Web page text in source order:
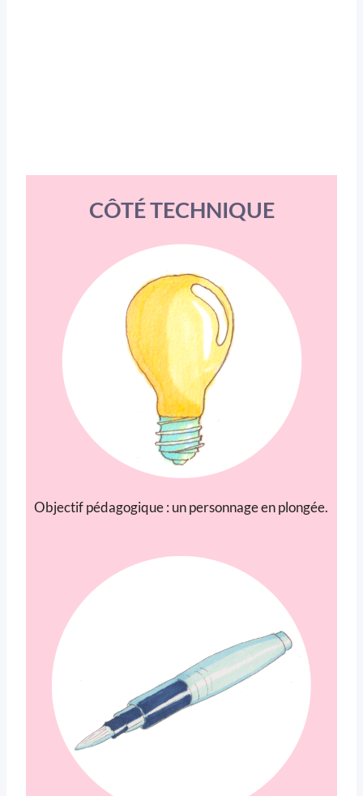
CÔTÉ TECHNIQUE
Objectif pédagogique : un personnage en plongée.